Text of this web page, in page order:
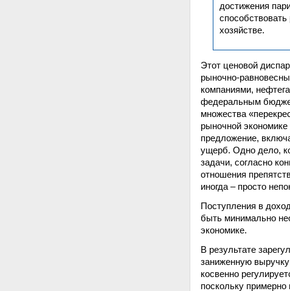
достижения
хозяйстве.
Этот ценовой
рыночно-
компаниями,
федеральным
множества
рыночной
предложение,
ущерб. Одно дело,
задачи, согласно
отношения
иногда – просто
Поступления в
быть минимально
экономике.
В результате
заниженную
косвенно
поскольку